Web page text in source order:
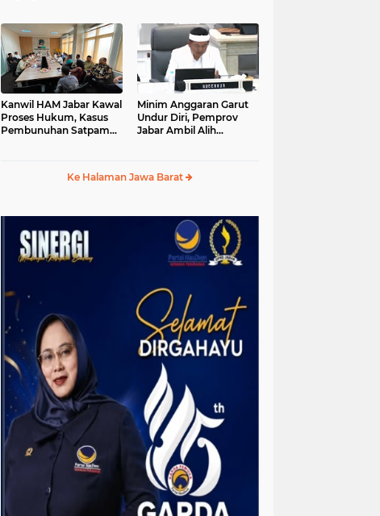
Purwakarta
Langsung MTQ Jabar
Kanwil HAM Jabar Kawal
Proses Hukum, Kasus
Pembunuhan Satpam
Minim Anggaran Garut
Undur Diri, Pemprov
Jabar Ambil Alih
Ke Halaman Jawa Barat